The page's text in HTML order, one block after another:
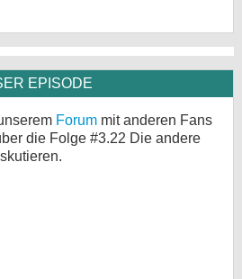
EPISODE
Forum mit anderen Fans
die Folge #3.22 Die andere